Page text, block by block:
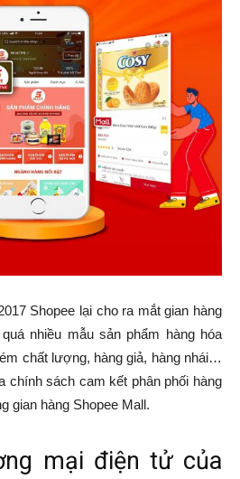
Shopee lại cho ra mắt gian hàng
nhiều mẫu sản phẩm hàng hóa
chất lượng, hàng giả, hàng nhái…
chính sách cam kết phân phối hàng
gian hàng Shopee Mall.
mại điện tử của